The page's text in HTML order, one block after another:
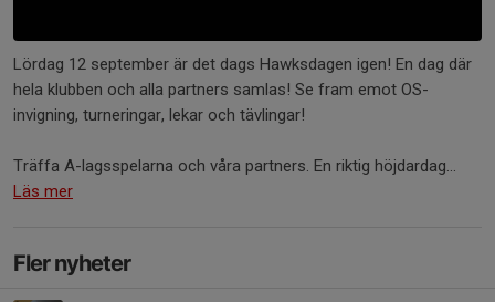
Lördag 12 september är det dags Hawksdagen igen! En dag där
hela klubben och alla partners samlas! Se fram emot OS-
invigning, turneringar, lekar och tävlingar!
Träffa A-lagsspelarna och våra partners. En riktig höjdardag...
Läs mer
Fler nyheter